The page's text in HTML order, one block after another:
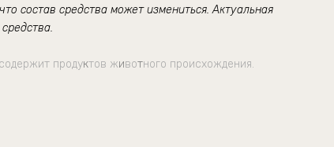
состав средства может измениться. Актуальная
продуктов животного происхождения.